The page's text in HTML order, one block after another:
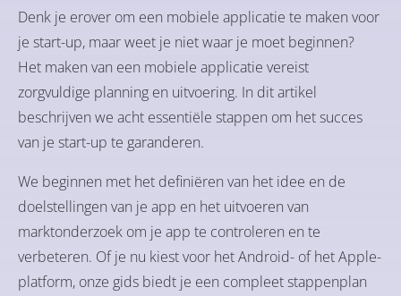
Denk je erover om een mobiele applicatie te maken voor
je start-up, maar weet je niet waar je moet beginnen?
Het maken van een mobiele applicatie vereist
zorgvuldige planning en uitvoering. In dit artikel
beschrijven we acht essentiële stappen om het succes
van je start-up te garanderen.
We beginnen met het definiëren van het idee en de
doelstellingen van je app en het uitvoeren van
marktonderzoek om je app te controleren en te
verbeteren. Of je nu kiest voor het Android- of het Apple-
platform, onze gids biedt je een compleet stappenplan